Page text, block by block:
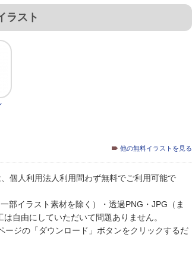
ラスト
他の無料イラストを見る
個人利用法人利用問わず無料でご利用可能で
部イラスト素材を除く）・透過PNG・JPG（ま
自由にしていただいて問題ありません。
ージの「ダウンロード」ボタンをクリックするだ